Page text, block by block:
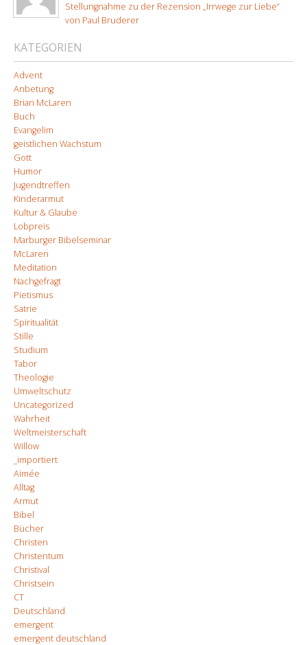
Stellungnahme zu der Rezension „Irrwege zur Liebe“
von Paul Bruderer
KATEGORIEN
Advent
Anbetung
Brian McLaren
Buch
Evangelim
geistlichen Wachstum
Gott
Humor
Jugendtreffen
Kinderarmut
Kultur & Glaube
Lobpreis
Marburger Bibelseminar
McLaren
Meditation
Nachgefragt
Pietismus
Satrie
Spiritualität
Stille
Studium
Tabor
Theologie
Umweltschutz
Uncategorized
Wahrheit
Weltmeisterschaft
Willow
_importiert
Aimée
Alltag
Armut
Bibel
Bücher
Christen
Christentum
Christival
Christsein
CT
Deutschland
emergent
emergent deutschland